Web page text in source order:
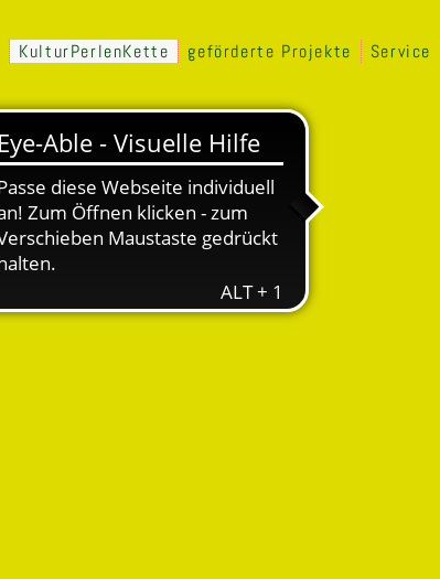
KulturPerlenKette geförderte Projekte Service